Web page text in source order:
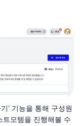
’ 기능을 통해 구성원
트모템을 진행해볼 수